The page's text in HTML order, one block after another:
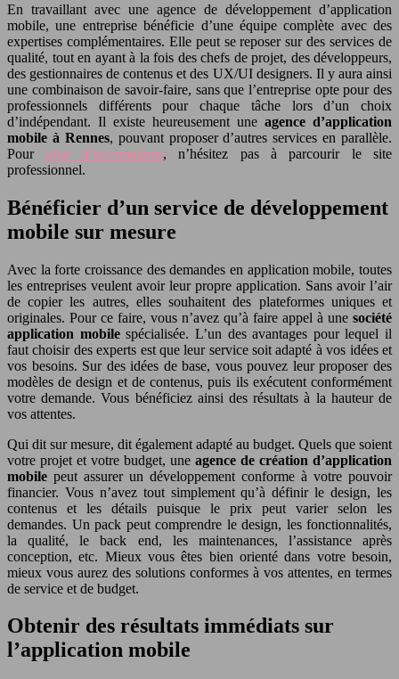
En travaillant avec une agence de développement d’application
mobile, une entreprise bénéficie d’une équipe complète avec des
expertises complémentaires. Elle peut se reposer sur des services de
qualité, tout en ayant à la fois des chefs de projet, des développeurs,
des gestionnaires de contenus et des UX/UI designers. Il y aura ainsi
une combinaison de savoir-faire, sans que l’entreprise opte pour des
professionnels différents pour chaque tâche lors d’un choix
d’indépendant. Il existe heureusement une agence d’application
mobile à Rennes, pouvant proposer d’autres services en parallèle.
Pour plus d’informations, n’hésitez pas à parcourir le site
professionnel.
Bénéficier d’un service de développement
mobile sur mesure
Avec la forte croissance des demandes en application mobile, toutes
les entreprises veulent avoir leur propre application. Sans avoir l’air
de copier les autres, elles souhaitent des plateformes uniques et
originales. Pour ce faire, vous n’avez qu’à faire appel à une société
application mobilespécialisée. L’un des avantages pour lequel il
faut choisir des experts est que leur service soit adapté à vos idées et
vos besoins. Sur des idées de base, vous pouvez leur proposer des
modèles de design et de contenus, puis ils exécutent conformément
votre demande. Vous bénéficiez ainsi des résultats à la hauteur de
vos attentes.
Qui dit sur mesure, dit également adapté au budget. Quels que soient
votre projet et votre budget, une agence de création d’application
mobile peut assurer un développement conforme à votre pouvoir
financier. Vous n’avez tout simplement qu’à définir le design, les
contenus et les détails puisque le prix peut varier selon les
demandes. Un pack peut comprendre le design, les fonctionnalités,
la qualité, le back end, les maintenances, l’assistance après
conception, etc. Mieux vous êtes bien orienté dans votre besoin,
mieux vous aurez des solutions conformes à vos attentes, en termes
de service et de budget.
Obtenir des résultats immédiats sur
l’application mobile